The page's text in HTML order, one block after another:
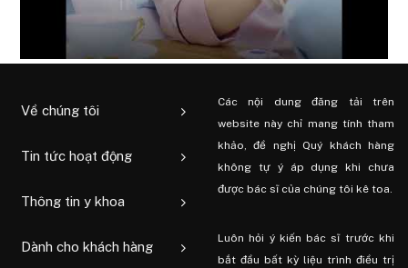
Về chúng tôi
Tin tức hoạt động
Thông tin y khoa
Dành cho khách hàng
Các nội dung đăng tải trên
website này chỉ mang tính tham
khảo, đề nghị Quý khách hàng
không tự ý áp dụng khi chưa
được bác sĩ của chúng tôi kê toa.
Luôn hỏi ý kiến ​​bác sĩ trước khi
bắt đầu bất kỳ liệu trình điều trị